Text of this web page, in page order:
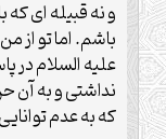
و نه قبیله ای که
باشم. اما تو از
علیه السلام در
نداشتی و به آن
که به عدم